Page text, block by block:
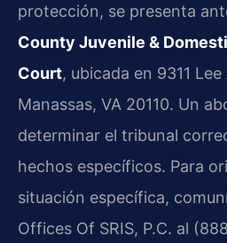
protección, se presenta
County Juvenile &
Court, ubicada en 9311
Manassas, VA 20110. Un
determinar el tribunal
hechos específicos. Para
situación específica,
Offices Of SRIS, P.C. al